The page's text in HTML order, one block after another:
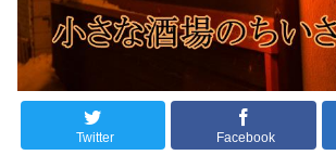
Twitter Facebook